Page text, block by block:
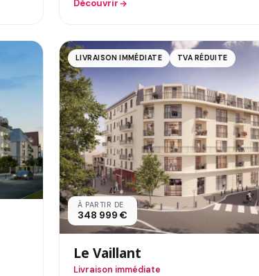
Découvrir
LIVRAISON IMMÉDIATE TVA RÉDUITE
À PARTIR DE
348 999 €
Le Vaillant
Livraison immédiate